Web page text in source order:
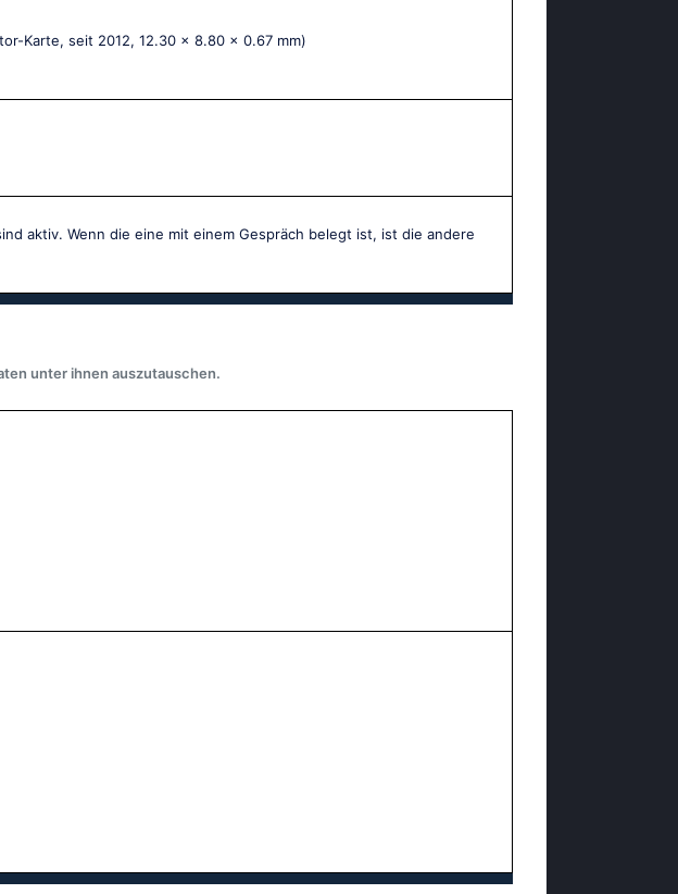
Karte, seit 2012, 12.30 x 8.80 x 0.67 mm)
aktiv. Wenn die eine mit einem Gespräch belegt ist, ist die andere
unter ihnen auszutauschen.